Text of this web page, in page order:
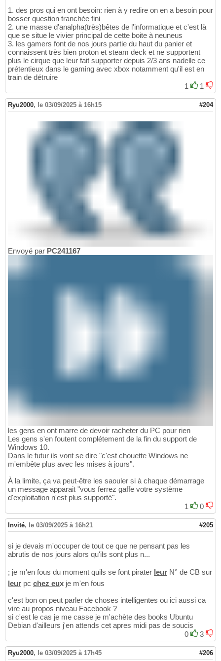
1. des pros qui en ont besoin: rien à y redire on en a besoin pour
bosser question tranchée fini
2. une masse d'analpha(très)bêtes de l'informatique et c'est là
que se situe le vivier principal de cette boite à neuneus
3. les gamers font de nos jours partie du haut du panier et
connaissent très bien proton et steam deck et ne supportent
plus le cirque que leur fait supporter depuis 2/3 ans nadelle ce
prétentieux dans le gaming avec xbox notamment qu'il est en
train de détruire
1
1
Ryu2000, le 03/09/2025 à 16h15 #204
Envoyé par PC241167
les gens en ont marre de devoir racheter du PC pour rien
Les gens s'en foutent complétement de la fin du support de
Windows 10.
Dans le futur ils vont se dire "c'est chouette Windows ne
m'embête plus avec les mises à jours".
À la limite, ça va peut-être les saouler si à chaque démarrage
un message apparait "vous ferrez gaffe votre système
d'exploitation n'est plus supporté".
1
0
Invité, le 03/09/2025 à 16h21 #205
si je devais m'occuper de tout ce que ne pensant pas les
abrutis de nos jours alors qu'ils sont plus n...
; je m'en fous du moment quils se font pirater leur N° de CB sur
leur pc chez eux je m'en fous
c'est bon on peut parler de choses intelligentes ou ici aussi ca
vire au propos niveau Facebook ?
si c'est le cas je me casse je m'achète des books Ubuntu
Debian d'ailleurs j'en attends cet apres midi pas de soucis
0
3
Ryu2000, le 03/09/2025 à 17h45 #206